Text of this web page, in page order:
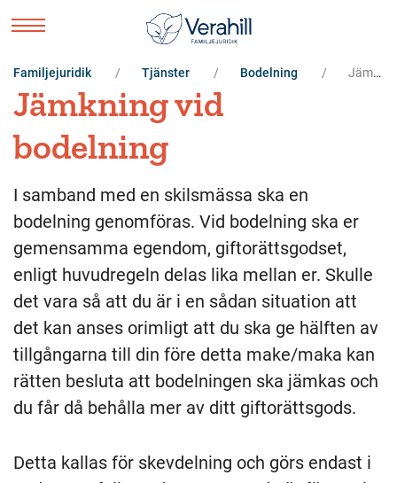
Familjejuridik Tjänster Bodelning Jämkning vid bodelning
Jämkning vid
bodelning
I samband med en skilsmässa ska en
bodelning genomföras. Vid bodelning ska er
gemensamma egendom, giftorättsgodset,
enligt huvudregeln delas lika mellan er. Skulle
det vara så att du är i en sådan situation att
det kan anses orimligt att du ska ge hälften av
tillgångarna till din före detta make/maka kan
rätten besluta att bodelningen ska jämkas och
du får då behålla mer av ditt giftorättsgods.
Detta kallas för skevdelning och görs endast i